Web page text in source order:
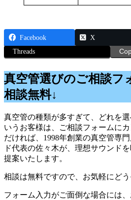
Facebook X
Threads
真空管選びのご相談フ
相談無料↓
真空管の種類が多すぎて、どれを
いうお客様は、ご相談フォームに
だければ、1998年創業の真空管専
ド代表の佐々木が、理想サウンド
提案いたします。
相談は無料ですので、お気軽にどう
フォーム入力がご面倒な場合には